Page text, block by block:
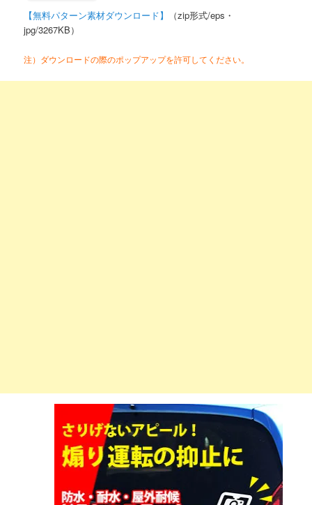
【無料パターン素材ダウンロード】
（zip形式/eps・
jpg/3267KB）
注）ダウンロードの際のポップアップを許可してください。